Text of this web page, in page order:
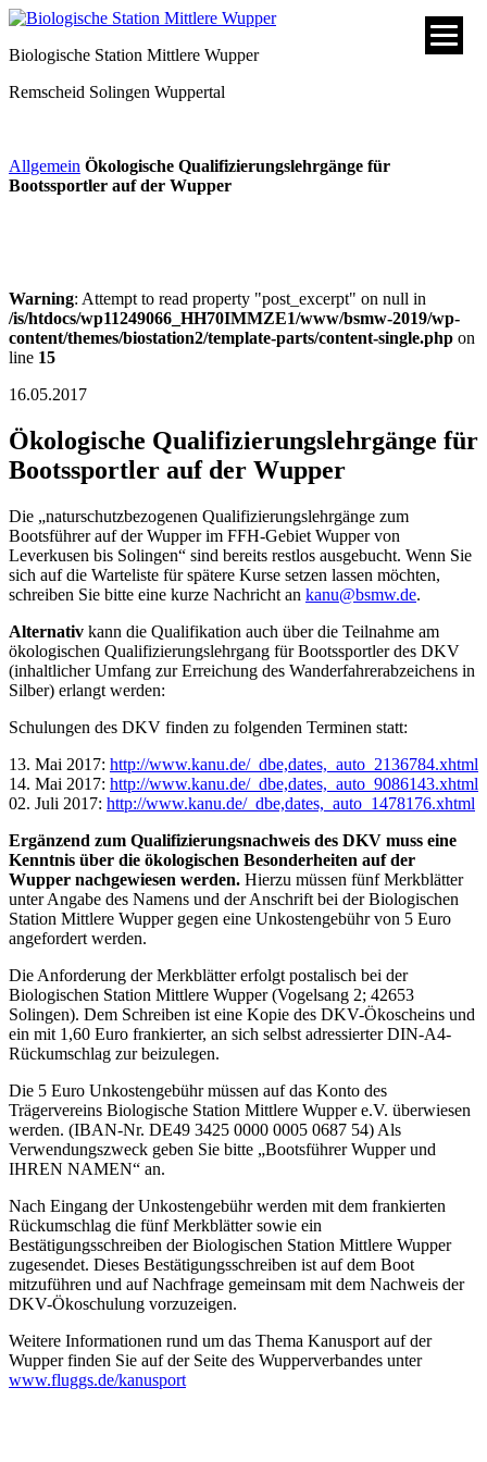
Biologische Station Mittlere Wupper
Remscheid Solingen Wuppertal
Allgemein Ökologische Qualifizierungslehrgänge für
Bootssportler auf der Wupper
Warning: Attempt to read property "post_excerpt" on null in
/is/htdocs/wp11249066_HH70IMMZE1/www/bsmw-2019/wp-
content/themes/biostation2/template-parts/content-single.php on
line 15
16.05.2017
Ökologische Qualifizierungslehrgänge für
Bootssportler auf der Wupper
Die „naturschutzbezogenen Qualifizierungslehrgänge zum
Bootsführer auf der Wupper im FFH-Gebiet Wupper von
Leverkusen bis Solingen“ sind bereits restlos ausgebucht. Wenn Sie
sich auf die Warteliste für spätere Kurse setzen lassen möchten,
schreiben Sie bitte eine kurze Nachricht an kanu@bsmw.de.
Alternativ kann die Qualifikation auch über die Teilnahme am
ökologischen Qualifizierungslehrgang für Bootssportler des DKV
(inhaltlicher Umfang zur Erreichung des Wanderfahrerabzeichens in
Silber) erlangt werden:
Schulungen des DKV finden zu folgenden Terminen statt:
13. Mai 2017: http://www.kanu.de/_dbe,dates,_auto_2136784.xhtml
14. Mai 2017: http://www.kanu.de/_dbe,dates,_auto_9086143.xhtml
02. Juli 2017: http://www.kanu.de/_dbe,dates,_auto_1478176.xhtml
Ergänzend zum Qualifizierungsnachweis des DKV muss eine
Kenntnis über die ökologischen Besonderheiten auf der
Wupper nachgewiesen werden. Hierzu müssen fünf Merkblätter
unter Angabe des Namens und der Anschrift bei der Biologischen
Station Mittlere Wupper gegen eine Unkostengebühr von 5 Euro
angefordert werden.
Die Anforderung der Merkblätter erfolgt postalisch bei der
Biologischen Station Mittlere Wupper (Vogelsang 2; 42653
Solingen). Dem Schreiben ist eine Kopie des DKV-Ökoscheins und
ein mit 1,60 Euro frankierter, an sich selbst adressierter DIN-A4-
Rückumschlag zur beizulegen.
Die 5 Euro Unkostengebühr müssen auf das Konto des
Trägervereins Biologische Station Mittlere Wupper e.V. überwiesen
werden. (IBAN-Nr. DE49 3425 0000 0005 0687 54) Als
Verwendungszweck geben Sie bitte „Bootsführer Wupper und
IHREN NAMEN“ an.
Nach Eingang der Unkostengebühr werden mit dem frankierten
Rückumschlag die fünf Merkblätter sowie ein
Bestätigungsschreiben der Biologischen Station Mittlere Wupper
zugesendet. Dieses Bestätigungsschreiben ist auf dem Boot
mitzuführen und auf Nachfrage gemeinsam mit dem Nachweis der
DKV-Ökoschulung vorzuzeigen.
Weitere Informationen rund um das Thema Kanusport auf der
Wupper finden Sie auf der Seite des Wupperverbandes unter
www.fluggs.de/kanusport